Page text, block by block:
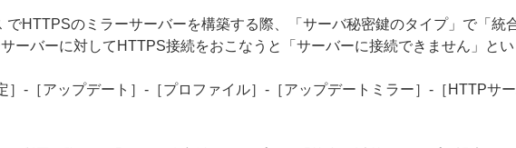
でHTTPSのミラーサーバーを構築する際、「サーバ秘密鍵のタイプ」で「
ーバーに対してHTTPS接続をおこなうと「サーバーに接続できません」とい
］-［アップデート］-［プロファイル］-［アップデートミラー］-［HTTPサ